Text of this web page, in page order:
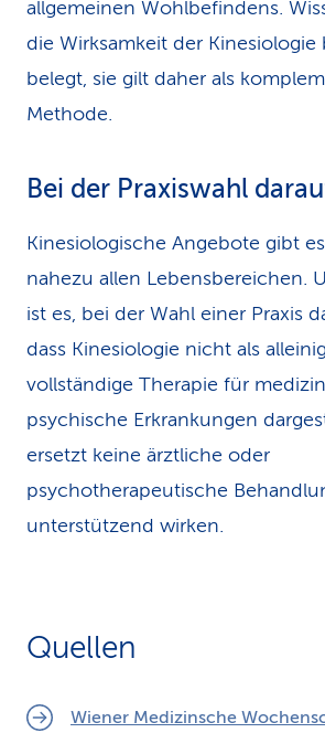
allgemeinen Wohlbefindens.
die Wirksamkeit der Kinesiologie
belegt, sie gilt daher als
Methode.
Bei der Praxiswahl
Kinesiologische Angebote gibt
nahezu allen Lebensbereichen.
ist es, bei der Wahl einer Praxis
dass Kinesiologie nicht als
vollständige Therapie für
psychische Erkrankungen
ersetzt keine ärztliche oder
psychotherapeutische
unterstützend wirken.
Quellen
Wiener Medizinsche